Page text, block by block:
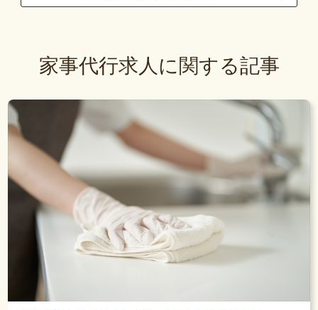
家事代行求人に関する記事